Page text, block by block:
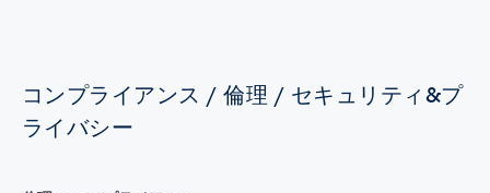
コンプライアンス / 倫理 / セキュリティ&プ
ライバシー